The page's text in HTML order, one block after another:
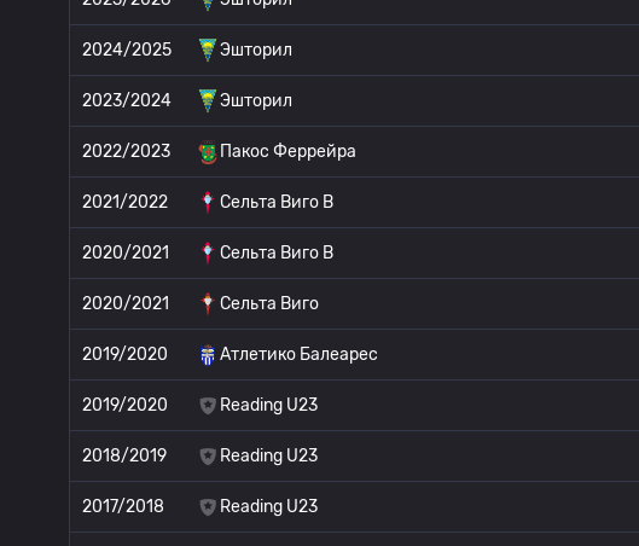
2024/2025 Эшторил
2023/2024 Эшторил
2022/2023 Пакос Феррейра
2021/2022 Сельта Виго B
2020/2021 Сельта Виго B
2020/2021 Сельта Виго
2019/2020 Атлетико Балеарес
2019/2020 Reading U23
2018/2019 Reading U23
2017/2018 Reading U23